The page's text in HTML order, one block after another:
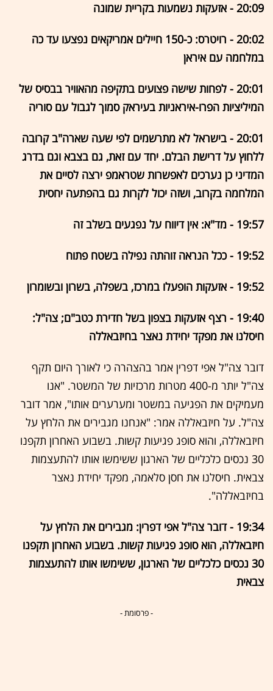
20:09 - אזעקות נשמעות בקריית שמונה
20:02 - רויטרס: כ-150 חיילים אמריקאים נפצעו עד כה
במלחמה עם איראן
20:01 - לפחות שישה פצועים בתקיפה מהאוויר בבסיס של
המיליציות הפרו-איראניות בעיראק סמוך לגבול עם סוריה
20:01 - בישראל לא מתרשמים לפי שעה שארה"ב קרובה
ללחוץ על דרישת הבלם. יחד עם זאת, גם בצבא וגם בדרג
המדיני כן נערכים לאפשרות שטראמפ ירצה לסיים את
המלחמה בקרוב, ושזה יכול לקרות גם בהפתעה יחסית
19:57 - מד"א: אין דיווח על נפגעים בשלב זה
19:52 - ככל הנראה זוהתה נפילה בשטח פתוח
19:52 - אזעקות הופעלו במרכז, בשפלה, בשרון ובשומרון
19:40 - רצף אזעקות בצפון בשל חדירת כטב"ם; צה"ל:
חיסלנו את מפקד יחידת נאצר בחיזבאללה
דובר צה"ל אפי דפרין אמר בהצהרה כי לאורך היום תקף
צה"ל יותר מ-400 מטרות מרכזיות של המשטר. "אנו
מעמיקים את הפגיעה במשטר ומערערים אותו", אמר דובר
צה"ל. על חיזבאללה אמר: "אנחנו מגבירים את הלחץ על
חיזבאללה, והוא סופג פגיעות קשות. בשבוע האחרון תקפנו
30 נכסים כלכליים של הארגון ששימשו אותו להתעצמות
צבאית. חיסלנו את חסן סלאמה, מפקד יחידת נאצר
בחיזבאללה".
19:34 - דובר צה"ל אפי דפרין: מגבירים את הלחץ על
חיזבאללה, הוא סופג פגיעות קשות. בשבוע האחרון תקפנו
30 נכסים כלכליים של הארגון, ששימשו אותו להתעצמות
צבאית
- פרסומת -